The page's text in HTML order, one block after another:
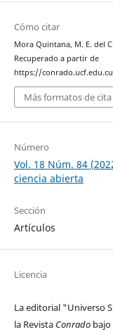
Cómo citar
Mora Quintana, M. E. del
Recuperado a partir de
https://
Más formatos de cita
Número
Vol. 18 Núm. 84
ciencia abierta
Sección
Artículos
Licencia
La editorial "Universo
la Revista Conradobajo